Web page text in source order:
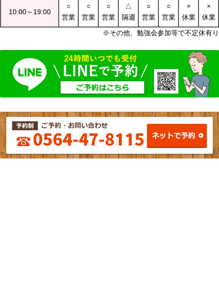
10:00～19:00
○
営業
○
営業
○
営業
△
隔週
○
営業
○
営業
×
休業
×
休業
※その他、勉強会参加等で不定休有り